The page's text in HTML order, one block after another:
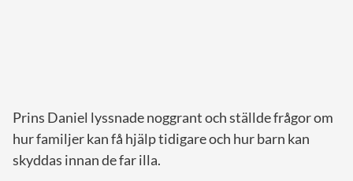
Prins Daniel lyssnade noggrant och ställde frågor om
hur familjer kan få hjälp tidigare och hur barn kan
skyddas innan de far illa.